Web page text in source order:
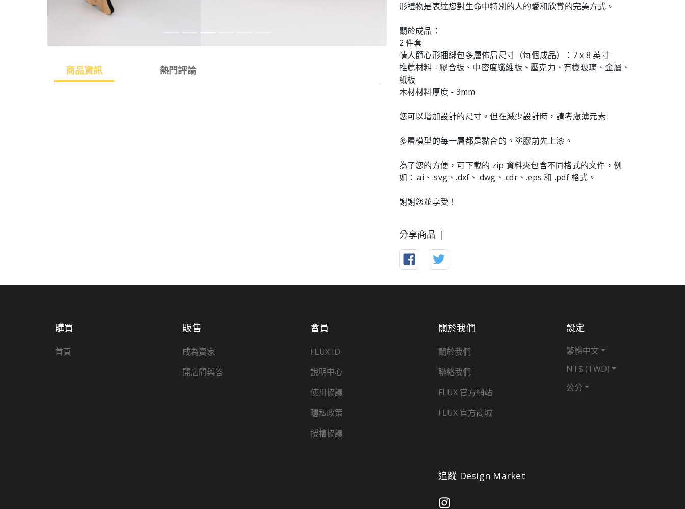
商品資訊 熱門評論
形禮物是表達您對生命中特別的人的愛和欣賞的完美方式。
關於成品：
2 件套
情人節心形捆綁包多層佈局尺寸（每個成品）：7 x 8 英寸
推薦材料 - 膠合板、中密度纖維板、壓克力、有機玻璃、金屬、
紙板
木材材料厚度 - 3mm
您可以增加設計的尺寸。但在減少設計時，請考慮薄元素
多層模型的每一層都是黏合的。塗膠前先上漆。
為了您的方便，可下載的 zip 資料夾包含不同格式的文件，例
如：.ai、.svg、.dxf、.dwg、.cdr、.eps 和 .pdf 格式。
謝謝您並享受！
分享商品 |
購買
首頁
販售
成為賣家
開店問與答
會員
FLUX ID
說明中心
使用協議
隱私政策
授權協議
關於我們
關於我們
聯絡我們
FLUX 官方網站
FLUX 官方商城
設定
繁體中文
NT$ (TWD)
公分
追蹤 Design Market